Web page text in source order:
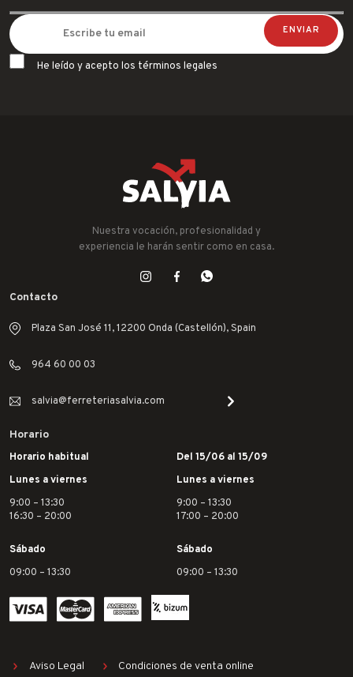
He leído y acepto los términos legales
Nuestra vocación, profesionalidad y
experiencia le harán sentir como en casa.
Contacto
Plaza San José 11, 12200 Onda (Castellón), Spain
964 60 00 03
salvia@ferreteriasalvia.com
Horario
Horario habitual
Lunes a viernes
9:00 – 13:30
16:30 – 20:00
Sábado
09:00 – 13:30
Del 15/06 al 15/09
Lunes a viernes
9:00 – 13:30
17:00 – 20:00
Sábado
09:00 – 13:30
Aviso Legal Condiciones de venta online